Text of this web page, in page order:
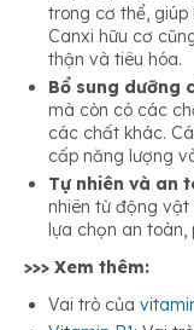
trong cơ thể,
Canxi hữu cơ
thận và tiêu hóa.
Bổ sung dưỡng
mà còn có các
các chất khác.
cấp năng lượng
Tự nhiên và an
nhiên từ động
lựa chọn an
>>> Xem thêm:
Vai trò của